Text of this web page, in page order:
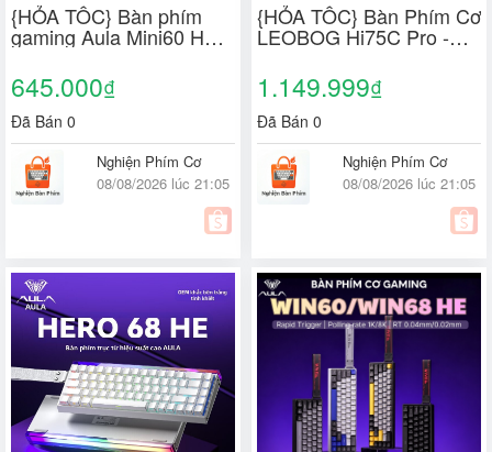
{HỎA TỐC} Bàn phím
gaming Aula Mini60 HE
Pro có Led - 3 Modes -
8K Polling Rates
645.000₫
Đã Bán 0
Nghiện Phím Cơ
08/08/2026 lúc 21:05
{HỎA TỐC} Bàn Phím Cơ
LEOBOG Hi75C Pro -
Kết Nối, Mạch Xuôi, Có
Núm Xoay
1.149.999₫
Đã Bán 0
Nghiện Phím Cơ
08/08/2026 lúc 21:05